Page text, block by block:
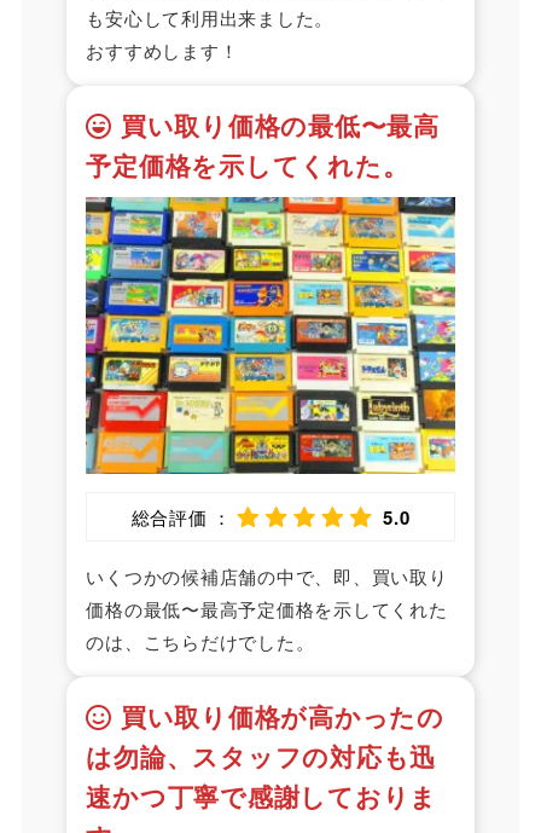
も安心して利用出来ました。
おすすめします！
買い取り価格の最低〜最高
予定価格を示してくれた。
総合評価 ： 5.0
いくつかの候補店舗の中で、即、買い取り
価格の最低〜最高予定価格を示してくれた
のは、こちらだけでした。
買い取り価格が高かったの
は勿論、スタッフの対応も迅
速かつ丁寧で感謝しておりま